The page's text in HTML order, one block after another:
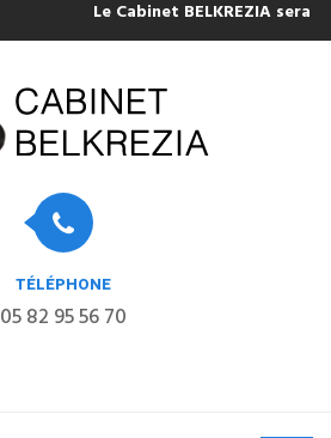
Le Cabinet BELKREZIA sera
TÉLÉPHONE
05 82 95 56 70